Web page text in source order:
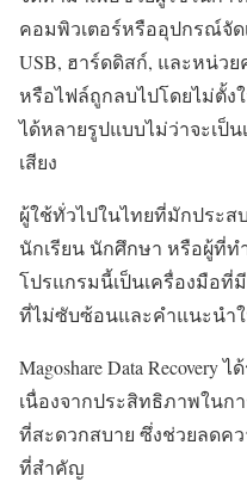
คอมพิวเตอร์หรืออุปกรณ์จัด
USB, ฮาร์ดดิสก์, และหน่วย
หรือไฟล์ถูกลบไปโดยไม่ตั้
ได้หลายรูปแบบไม่ว่าจะเป็
เสียง
ผู้ใช้ทั่วไปในไทยที่มักประ
นักเรียน นักศึกษา หรือผู้ที่ท
โปรแกรมนี้เป็นเครื่องมือที่
ที่ไม่ซับซ้อนและคำแนะนำ
Magoshare Data
เนื่องจากประสิทธิภาพใน
ที่สะดวกสบาย ซึ่งช่วยลดค
ที่สำคัญ